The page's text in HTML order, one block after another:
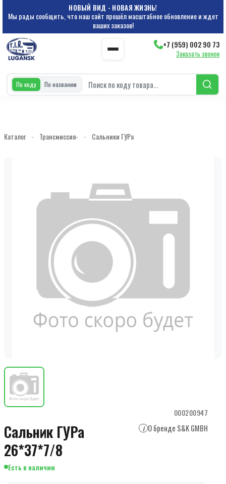
НОВЫЙ ВИД - НОВАЯ ЖИЗНЬ!
Мы рады сообщить, что наш сайт прошёл масштабное обновление и ждет
ваших заказов!
+7 (959) 002 90 73
Заказать звонок
По коду По названию
Каталог - Трансмиссия- - Сальники ГУРа
000200947
Сальник ГУРа
26*37*7/8
i О бренде S&K GMBH
Есть в наличии